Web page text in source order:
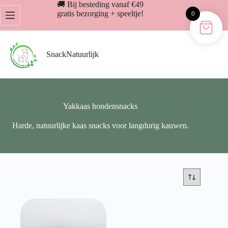
Ga
naar
inhoud
🚚 Bij besteding vanaf €49
gratis bezorging + speeltje!
SnackNatuurlijk
Yakkaas hondensnacks
Harde, natuurlijke kaas snacks voor langdurig kauwen.
0